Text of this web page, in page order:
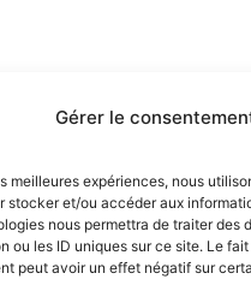
Gérer le
meilleures expériences, nous
stocker et/ou accéder aux
nous permettra de traiter des
ou les ID uniques sur ce site. Le
peut avoir un effet négatif sur